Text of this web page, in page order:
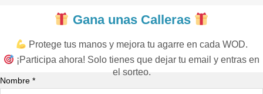
Gana unas Calleras
Protege tus manos y mejora tu agarre en cada WOD.
¡Participa ahora! Solo tienes que dejar tu email y entras en
el sorteo.
Nombre *